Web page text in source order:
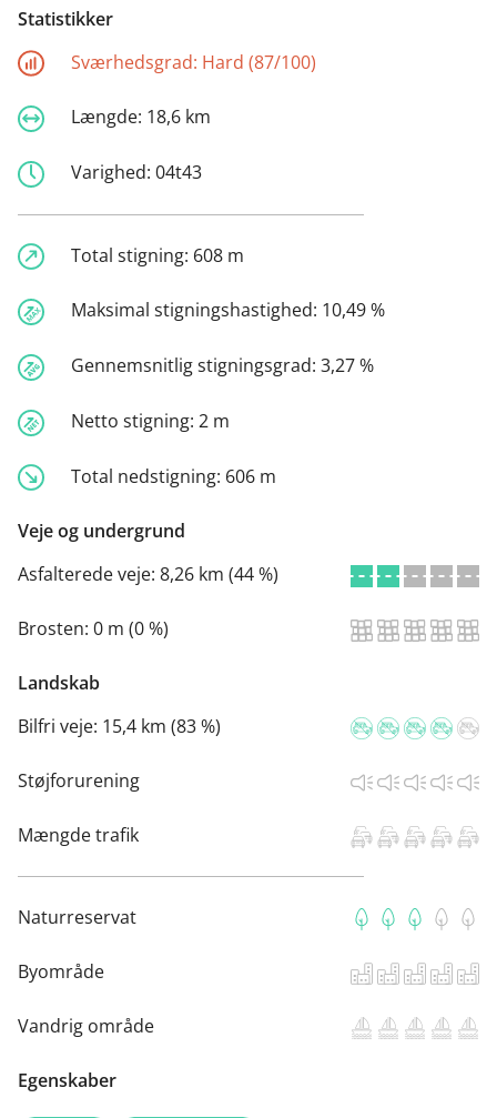
Statistikker
Sværhedsgrad: Hard (87/100)
Længde: 18,6 km
Varighed: 04t43
Total stigning: 608 m
Maksimal stigningshastighed: 10,49 %
Gennemsnitlig stigningsgrad: 3,27 %
Netto stigning: 2 m
Total nedstigning: 606 m
Veje og undergrund
Asfalterede veje: 8,26 km (44 %)
Brosten: 0 m (0 %)
Landskab
Bilfri veje: 15,4 km (83 %)
Støjforurening
Mængde trafik
Naturreservat
Byområde
Vandrig område
Egenskaber